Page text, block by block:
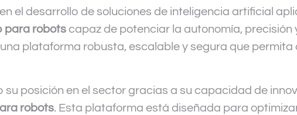
el desarrollo de soluciones de inteligencia artificial
para robots capaz de potenciar la autonomía,
plataforma robusta, escalable y segura que
posición en el sector gracias a su capacidad de
robots. Esta plataforma está diseñada para